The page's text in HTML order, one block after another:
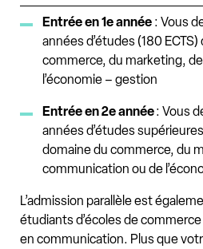
Entrée en 1e année : Vous
années d’études (180
commerce, du marketing,
l’économie – gestion
Entrée en 2e année: Vous
années d’études
domaine du commerce, du
communication ou de
L’admission parallèle est
étudiants d’écoles de
en communication. Plus que